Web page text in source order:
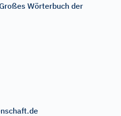
Wörterbuch der